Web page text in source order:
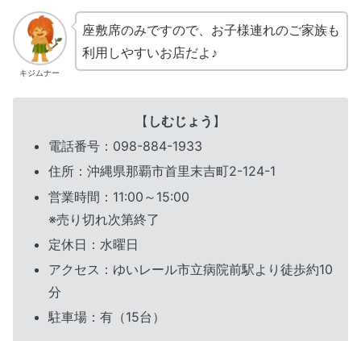
キジムナー
座敷席のみですので、お子様連れのご家族も
利用しやすいお店だよ♪
【 しむじょう 】
電話番号：098-884-1933
住所：沖縄県那覇市首里末吉町2-124-1
営業時間：11:00～15:00
※売り切れ次第終了
定休日：水曜日
アクセス：ゆいレール市立病院前駅より徒歩約10
分
駐車場：有（15台）